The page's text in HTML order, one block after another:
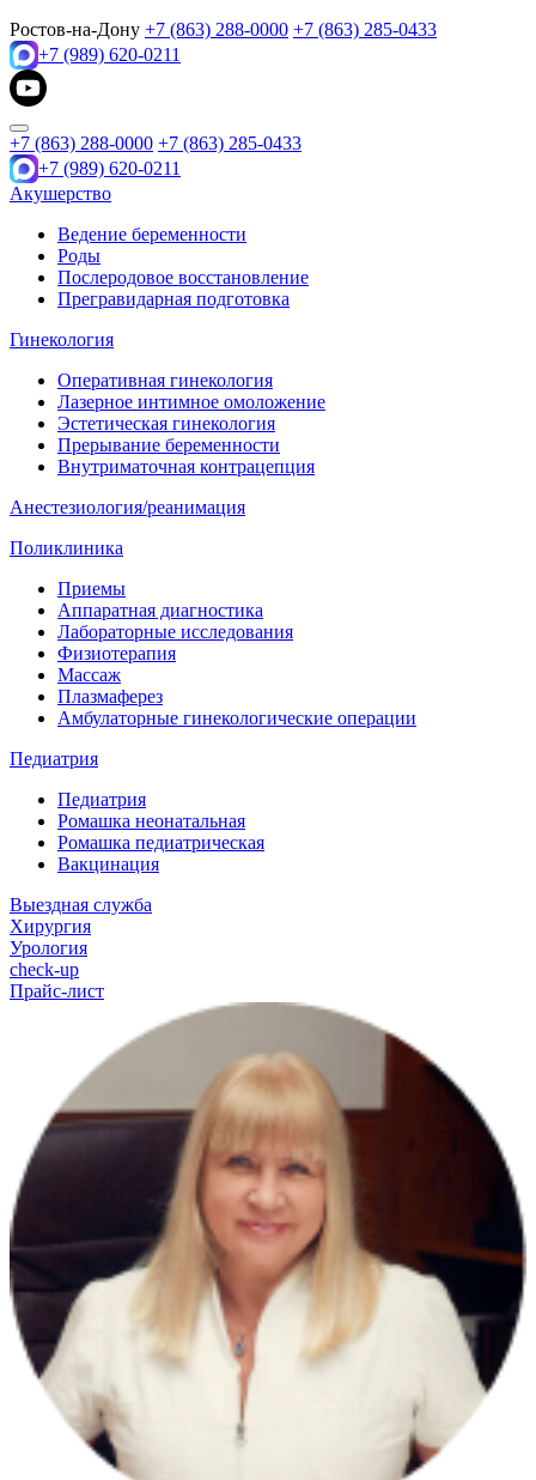
Ростов-на-Дону +7 (863) 288-0000 +7 (863) 285-0433
+7 (989) 620-0211
+7 (863) 288-0000 +7 (863) 285-0433
+7 (989) 620-0211
Акушерство
Ведение беременности
Роды
Послеродовое восстановление
Прегравидарная подготовка
Гинекология
Оперативная гинекология
Лазерное интимное омоложение
Эстетическая гинекология
Прерывание беременности
Внутриматочная контрацепция
Анестезиология/реанимация
Поликлиника
Приемы
Аппаратная диагностика
Лабораторные исследования
Физиотерапия
Массаж
Плазмаферез
Амбулаторные гинекологические операции
Педиатрия
Педиатрия
Ромашка неонатальная
Ромашка педиатрическая
Вакцинация
Выездная служба
Хирургия
Урология
check-up
Прайс-лист